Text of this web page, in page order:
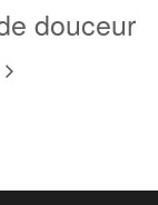
douceur